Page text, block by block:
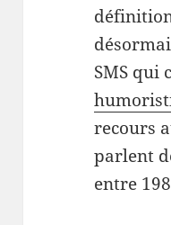
SMS qui
recours
parlent
entre